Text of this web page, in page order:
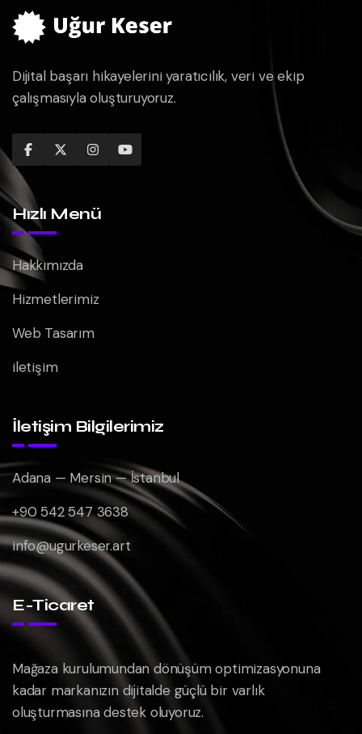
Dijital başarı hikayelerini yaratıcılık, veri ve ekip
çalışmasıyla oluşturuyoruz.
Hızlı Menü
Hakkımızda
Hizmetlerimiz
Web Tasarım
iletişim
İletişim Bilgilerimiz
Adana — Mersin — İstanbul
+90 542 547 3638
info@ugurkeser.art
E-Ticaret
Mağaza kurulumundan dönüşüm optimizasyonuna
kadar markanızın dijitalde güçlü bir varlık
oluşturmasına destek oluyoruz.